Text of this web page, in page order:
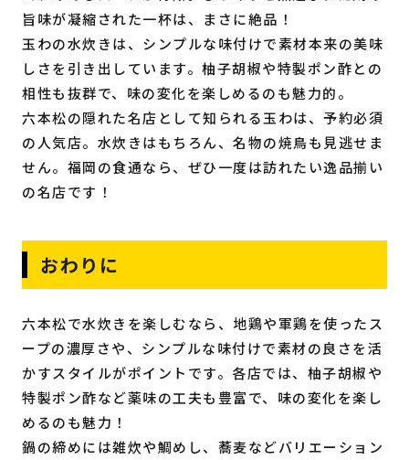
旨味が凝縮された一杯は、まさに絶品！
玉わの水炊きは、シンプルな味付けで素材本来の美味
しさを引き出しています。柚子胡椒や特製ポン酢との
相性も抜群で、味の変化を楽しめるのも魅力的。
六本松の隠れた名店として知られる玉わは、予約必須
の人気店。水炊きはもちろん、名物の焼鳥も見逃せま
せん。福岡の食通なら、ぜひ一度は訪れたい逸品揃い
の名店です！
おわりに
六本松で水炊きを楽しむなら、地鶏や軍鶏を使ったス
ープの濃厚さや、シンプルな味付けで素材の良さを活
かすスタイルがポイントです。各店では、柚子胡椒や
特製ポン酢など薬味の工夫も豊富で、味の変化を楽し
めるのも魅力！
鍋の締めには雑炊や鯛めし、蕎麦などバリエーション